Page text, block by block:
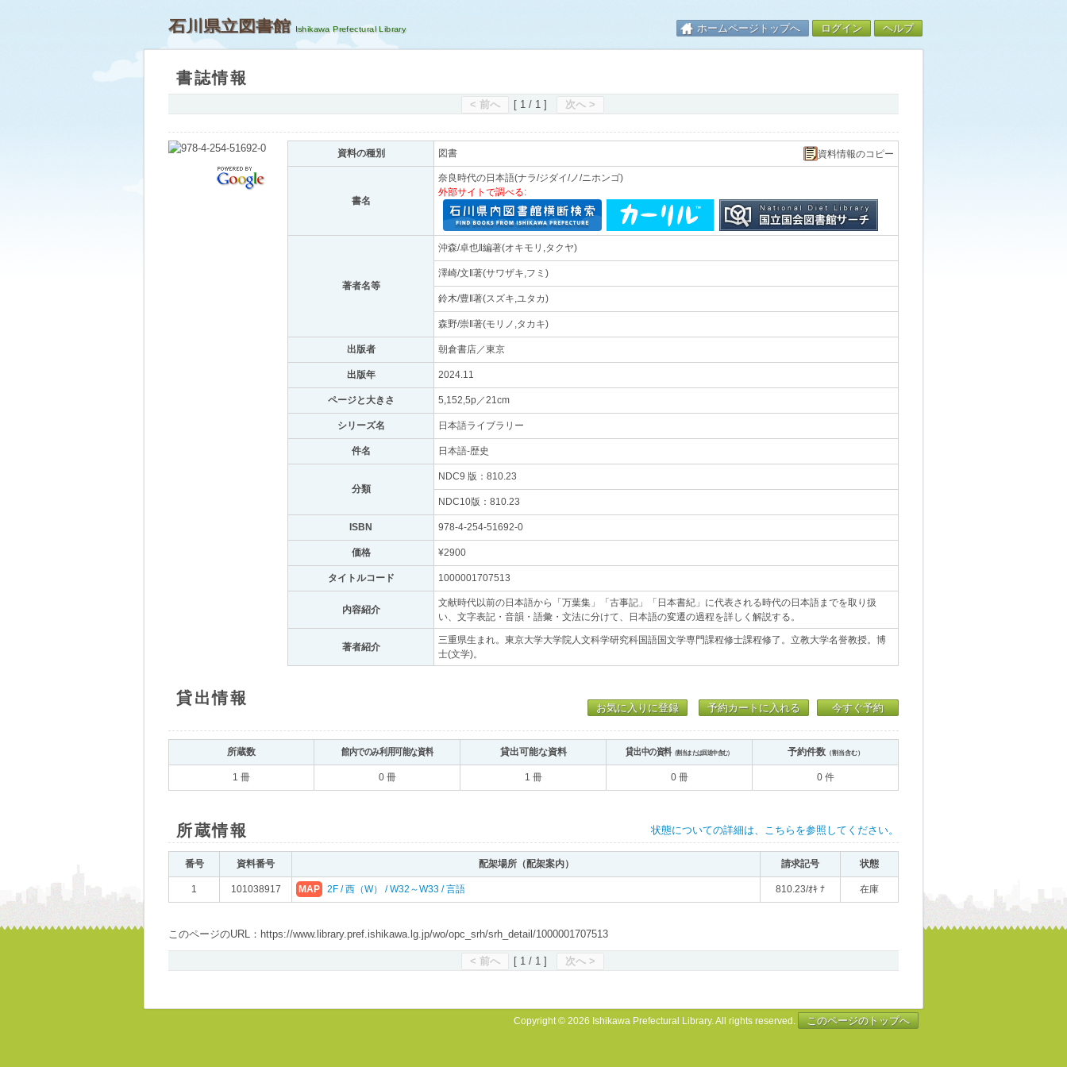
石川県立図書館 ホームページトップへ ログイン ヘルプ
書誌情報
< 前へ [ 1 / 1 ] 次へ >
資料の種別 図書 資料情報のコピー
書名
奈良時代の日本語(ナラ/ジダイ/ノ/ニホンゴ)
外部サイトで調べる:
著者名等
沖森/卓也‖編著(オキモリ,タクヤ)
澤崎/文‖著(サワザキ,フミ)
鈴木/豊‖著(スズキ,ユタカ)
森野/崇‖著(モリノ,タカキ)
出版者 朝倉書店／東京
出版年 2024.11
ページと大きさ 5,152,5p／21cm
シリーズ名 日本語ライブラリー
件名 日本語-歴史
分類
NDC9 版：810.23
NDC10版：810.23
ISBN 978-4-254-51692-0
価格 ¥2900
タイトルコード 1000001707513
内容紹介
文献時代以前の日本語から「万葉集」「古事記」「日本書紀」に代表される時代の日本語までを取り扱
い、文字表記・音韻・語彙・文法に分けて、日本語の変遷の過程を詳しく解説する。
著者紹介
三重県生まれ。東京大学大学院人文科学研究科国語国文学専門課程修士課程修了。立教大学名誉教授。博
士(文学)。
貸出情報
お気に入りに登録 予約カートに入れる 今すぐ予約
所蔵数 館内でのみ利用可能な資料 貸出可能な資料 貸出中の資料（割当または回送中含む） 予約件数（割当含む）
1 冊 0 冊 1 冊 0 冊 0 件
所蔵情報 状態についての詳細は、こちらを参照してください。
番号 資料番号 配架場所（配架案内） 請求記号 状態
1 101038917 MAP 2F / 西（W） / W32～W33 / 言語 810.23/ｵｷ ﾅ 在庫
このページのURL：https://www.library.pref.ishikawa.lg.jp/wo/opc_srh/srh_detail/1000001707513
< 前へ [ 1 / 1 ] 次へ >
Copyright © 2026 Ishikawa Prefectural Library. All rights reserved. このページのトップへ